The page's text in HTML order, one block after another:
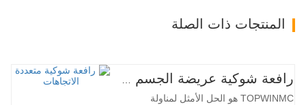
المنتجات ذات الصلة
TOPWINMC هو الحل الأمثل لمناولة